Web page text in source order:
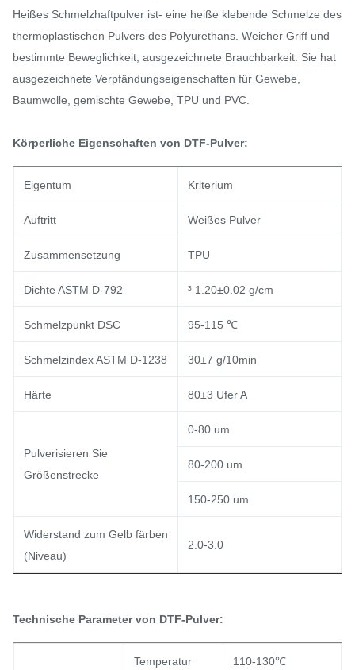
Heißes Schmelzhaftpulver ist- eine heiße klebende Schmelze des
thermoplastischen Pulvers des Polyurethans. Weicher Griff und
bestimmte Beweglichkeit, ausgezeichnete Brauchbarkeit. Sie hat
ausgezeichnete Verpfändungseigenschaften für Gewebe,
Baumwolle, gemischte Gewebe, TPU und PVC.
Körperliche Eigenschaften von DTF-Pulver:
Eigentum Kriterium
Auftritt Weißes Pulver
Zusammensetzung TPU
Dichte ASTM D-792 ³ 1.20±0.02 g/cm
Schmelzpunkt DSC 95-115 ℃
Schmelzindex ASTM D-1238 30±7 g/10min
Härte 80±3 Ufer A
Pulverisieren Sie
Größenstrecke
0-80 um
80-200 um
150-250 um
Widerstand zum Gelb färben
(Niveau)
2.0-3.0
Technische Parametervon DTF-Pulver:
Temperatur 110-130℃